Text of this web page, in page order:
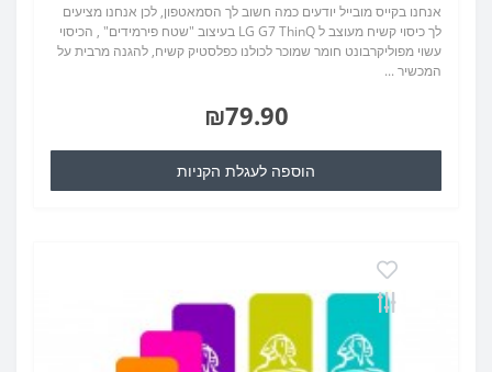
אנחנו בקייס מובייל יודעים כמה חשוב לך הסמאטפון, לכן אנחנו מציעים
לך כיסוי קשיח מעוצב ל LG G7 ThinQ בעיצוב "שטח פירמידים" , הכיסוי
עשוי מפוליקרבונט חומר שמוכר לכולנו כפלסטיק קשיח, להגנה מרבית על
המכשיר ...
₪79.90
הוספה לעגלת הקניות